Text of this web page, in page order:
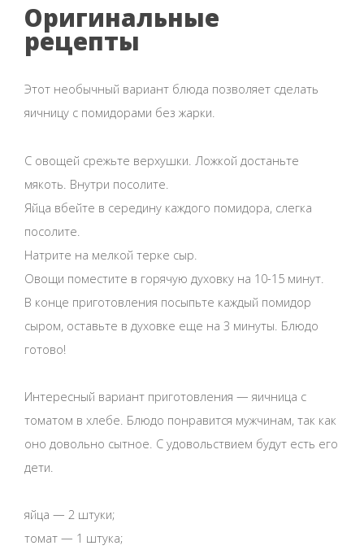
Оригинальные
рецепты
Этот необычный вариант блюда позволяет сделать
яичницу с помидорами без жарки.
С овощей срежьте верхушки. Ложкой достаньте
мякоть. Внутри посолите.
Яйца вбейте в середину каждого помидора, слегка
посолите.
Натрите на мелкой терке сыр.
Овощи поместите в горячую духовку на 10-15 минут.
В конце приготовления посыпьте каждый помидор
сыром, оставьте в духовке еще на 3 минуты. Блюдо
готово!
Интересный вариант приготовления — яичница с
томатом в хлебе. Блюдо понравится мужчинам, так как
оно довольно сытное. С удовольствием будут есть его
дети.
яйца — 2 штуки;
томат — 1 штука;